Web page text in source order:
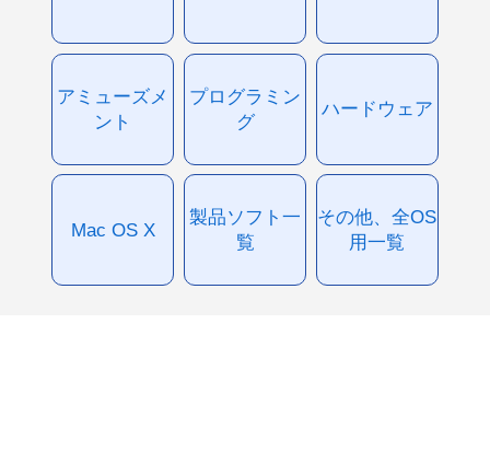
アミューズメ
ント
プログラミン
グ
ハードウェア
Mac OS X
製品ソフト一
覧
その他、全OS
用一覧